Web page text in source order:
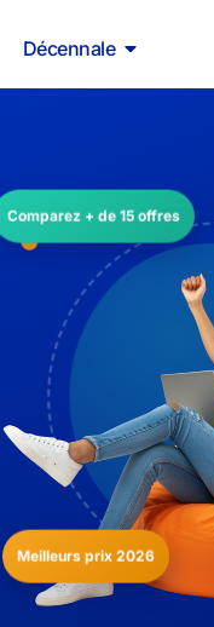
Décennale
Comparez + de 15 offres
Meilleurs prix 2026